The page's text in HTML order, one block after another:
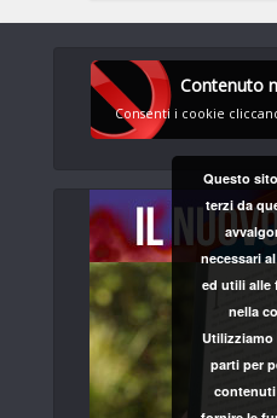
Contenuto
Consenti i cookie
Questo
terzi da
necessari
ed utili alle
nella
Utilizziamo
parti per